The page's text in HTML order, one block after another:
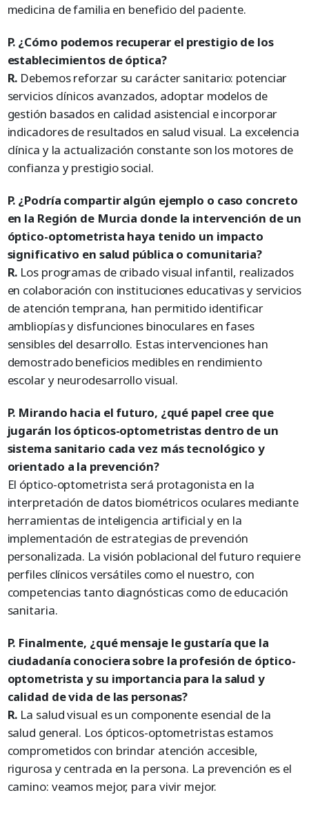
medicina de familia en beneficio del paciente.
P. ¿Cómo podemos recuperar el prestigio de los
establecimientos de óptica?
R. Debemos reforzar su carácter sanitario: potenciar
servicios clínicos avanzados, adoptar modelos de
gestión basados en calidad asistencial e incorporar
indicadores de resultados en salud visual. La excelencia
clínica y la actualización constante son los motores de
confianza y prestigio social.
P. ¿Podría compartir algún ejemplo o caso concreto
en la Región de Murcia donde la intervención de un
óptico-optometrista haya tenido un impacto
significativo en salud pública o comunitaria?
R. Los programas de cribado visual infantil, realizados
en colaboración con instituciones educativas y servicios
de atención temprana, han permitido identificar
ambliopías y disfunciones binoculares en fases
sensibles del desarrollo. Estas intervenciones han
demostrado beneficios medibles en rendimiento
escolar y neurodesarrollo visual.
P. Mirando hacia el futuro, ¿qué papel cree que
jugarán los ópticos-optometristas dentro de un
sistema sanitario cada vez más tecnológico y
orientado a la prevención?
El óptico-optometrista será protagonista en la
interpretación de datos biométricos oculares mediante
herramientas de inteligencia artificial y en la
implementación de estrategias de prevención
personalizada. La visión poblacional del futuro requiere
perfiles clínicos versátiles como el nuestro, con
competencias tanto diagnósticas como de educación
sanitaria.
P. Finalmente, ¿qué mensaje le gustaría que la
ciudadanía conociera sobre la profesión de óptico-
optometrista y su importancia para la salud y
calidad de vida de las personas?
R. La salud visual es un componente esencial de la
salud general. Los ópticos-optometristas estamos
comprometidos con brindar atención accesible,
rigurosa y centrada en la persona. La prevención es el
camino: veamos mejor, para vivir mejor.